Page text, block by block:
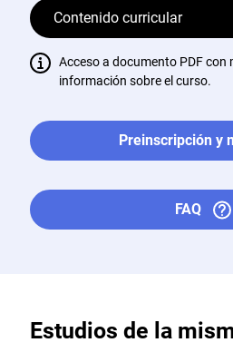
Contenido curricular
Acceso a documento PDF con
información sobre el curso.
Preinscripción y
FAQ
Estudios de la